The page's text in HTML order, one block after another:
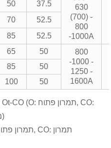
630
(700) -
800
-1000A
50
37.5
70
52.5
85 52.5
65 50
800
-1000 -
1250 -
1600A
85
50
100 50
תמרון קרוב-פתוח, t: משך המתנה)